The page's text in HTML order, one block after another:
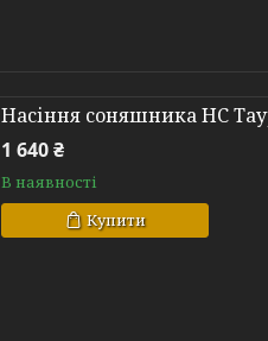
Насіння соняшника НС
1 640 ₴
В наявності
Купити